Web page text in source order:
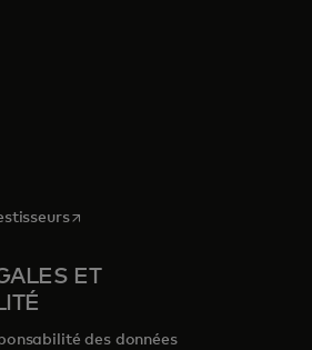
nouvel onglet
s’ouvre dans un nouvel onglet
ET
des données